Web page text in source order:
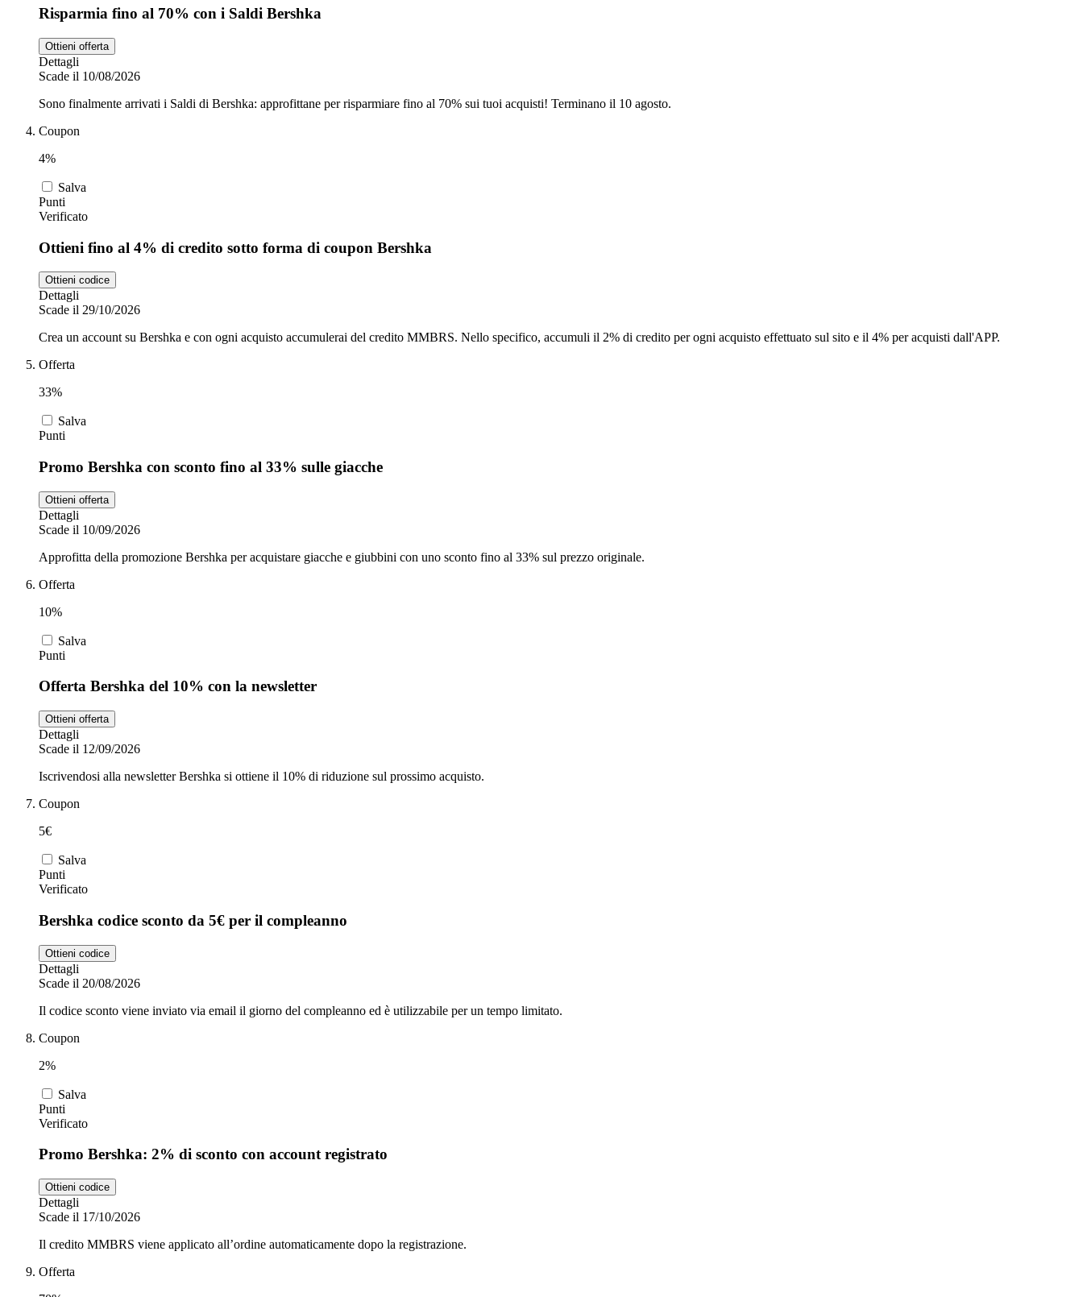
Risparmia fino al 70% con i Saldi Bershka
Ottieni offerta
Dettagli
Scade il 10/08/2026
Sono finalmente arrivati i Saldi di Bershka: approfittane per risparmiare fino al 70% sui tuoi acquisti! Terminano il 10 agosto.
Coupon
4%
Salva
Punti
Verificato
Ottieni fino al 4% di credito sotto forma di coupon Bershka
Ottieni codice
Dettagli
Scade il 29/10/2026
Crea un account su Bershka e con ogni acquisto accumulerai del credito MMBRS. Nello specifico, accumuli il 2% di credito per ogni acquisto effettuato sul sito e il 4% per acquisti dall'APP.
Offerta
33%
Salva
Punti
Promo Bershka con sconto fino al 33% sulle giacche
Ottieni offerta
Dettagli
Scade il 10/09/2026
Approfitta della promozione Bershka per acquistare giacche e giubbini con uno sconto fino al 33% sul prezzo originale.
Offerta
10%
Salva
Punti
Offerta Bershka del 10% con la newsletter
Ottieni offerta
Dettagli
Scade il 12/09/2026
Iscrivendosi alla newsletter Bershka si ottiene il 10% di riduzione sul prossimo acquisto.
Coupon
5€
Salva
Punti
Verificato
Bershka codice sconto da 5€ per il compleanno
Ottieni codice
Dettagli
Scade il 20/08/2026
Il codice sconto viene inviato via email il giorno del compleanno ed è utilizzabile per un tempo limitato.
Coupon
2%
Salva
Punti
Verificato
Promo Bershka: 2% di sconto con account registrato
Ottieni codice
Dettagli
Scade il 17/10/2026
Il credito MMBRS viene applicato all’ordine automaticamente dopo la registrazione.
Offerta